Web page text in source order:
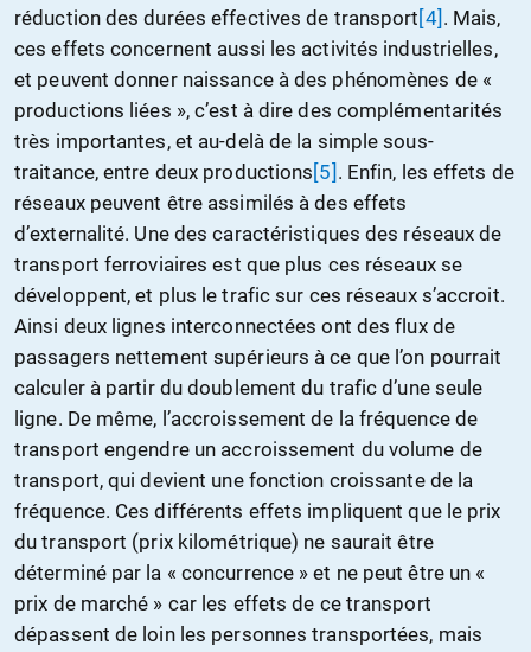
réduction des durées effectives de transport [4] . Mais,
ces effets concernent aussi les activités industrielles,
et peuvent donner naissance à des phénomènes de «
productions liées », c’est à dire des complémentarités
très importantes, et au-delà de la simple sous-
traitance, entre deux productions [5] . Enfin, les effets de
réseaux peuvent être assimilés à des effets
d’externalité. Une des caractéristiques des réseaux de
transport ferroviaires est que plus ces réseaux se
développent, et plus le trafic sur ces réseaux s’accroit.
Ainsi deux lignes interconnectées ont des flux de
passagers nettement supérieurs à ce que l’on pourrait
calculer à partir du doublement du trafic d’une seule
ligne. De même, l’accroissement de la fréquence de
transport engendre un accroissement du volume de
transport, qui devient une fonction croissante de la
fréquence. Ces différents effets impliquent que le prix
du transport (prix kilométrique) ne saurait être
déterminé par la « concurrence » et ne peut être un «
prix de marché » car les effets de ce transport
dépassent de loin les personnes transportées, mais